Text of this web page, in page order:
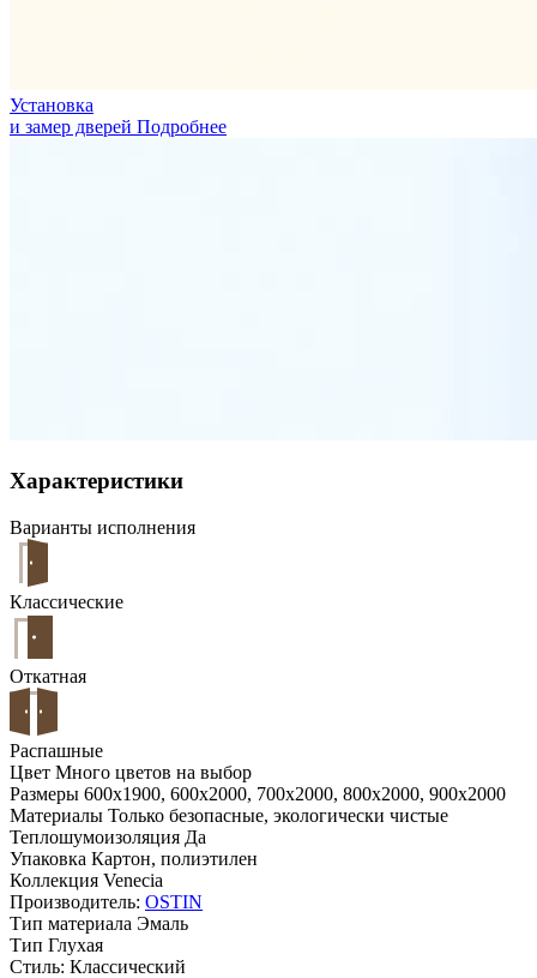
Установка
и замер дверей Подробнее
Характеристики
Варианты исполнения
Классические
Откатная
Распашные
Цвет Много цветов на выбор
Размеры 600x1900, 600x2000, 700x2000, 800x2000, 900x2000
Материалы Только безопасные, экологически чистые
Теплошумоизоляция Да
Упаковка Картон, полиэтилен
Коллекция Venecia
Производитель: OSTIN
Тип материала Эмаль
Тип Глухая
Стиль: Классический